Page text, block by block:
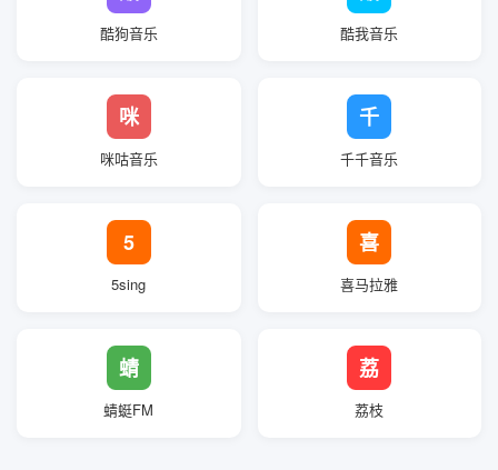
酷狗音乐 酷我音乐
咪
咪咕音乐
千
千千音乐
5
5sing
喜
喜马拉雅
蜻
蜻蜓FM
荔
荔枝